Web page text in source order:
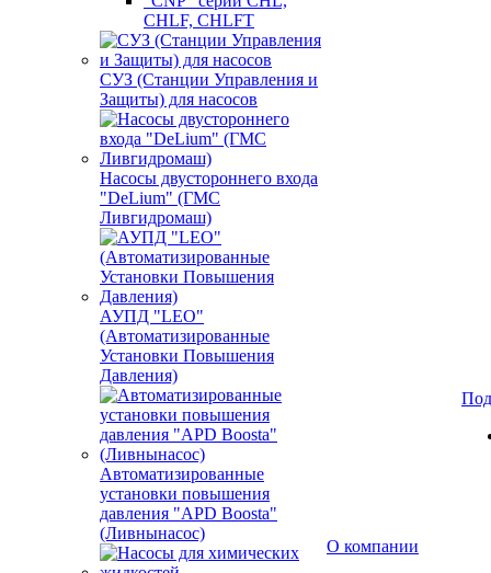
CHLF, CHLFT
СУЗ (Станции Управления и
Защиты) для насосов
Насосы двустороннего входа
"DeLium" (ГМС
Ливгидромаш)
АУПД "LEO"
(Автоматизированные
Установки Повышения
Давления)
Автоматизированные
установки повышения
давления "APD Boosta"
(Ливнынасос)
О компании